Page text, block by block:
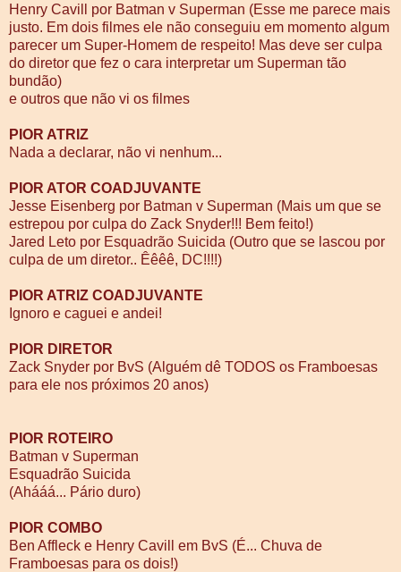
Henry Cavill por Batman v Superman (Esse me parece mais
justo. Em dois filmes ele não conseguiu em momento algum
parecer um Super-Homem de respeito! Mas deve ser culpa
do diretor que fez o cara interpretar um Superman tão
bundão)
e outros que não vi os filmes
PIOR ATRIZ
Nada a declarar, não vi nenhum...
PIOR ATOR COADJUVANTE
Jesse Eisenberg por Batman v Superman (Mais um que se
estrepou por culpa do Zack Snyder!!! Bem feito!)
Jared Leto por Esquadrão Suicida (Outro que se lascou por
culpa de um diretor.. Êêêê, DC!!!!)
PIOR ATRIZ COADJUVANTE
Ignoro e caguei e andei!
PIOR DIRETOR
Zack Snyder por BvS (Alguém dê TODOS os Framboesas
para ele nos próximos 20 anos)
PIOR ROTEIRO
Batman v Superman
Esquadrão Suicida
(Ahááá... Pário duro)
PIOR COMBO
Ben Affleck e Henry Cavill em BvS (É... Chuva de
Framboesas para os dois!)